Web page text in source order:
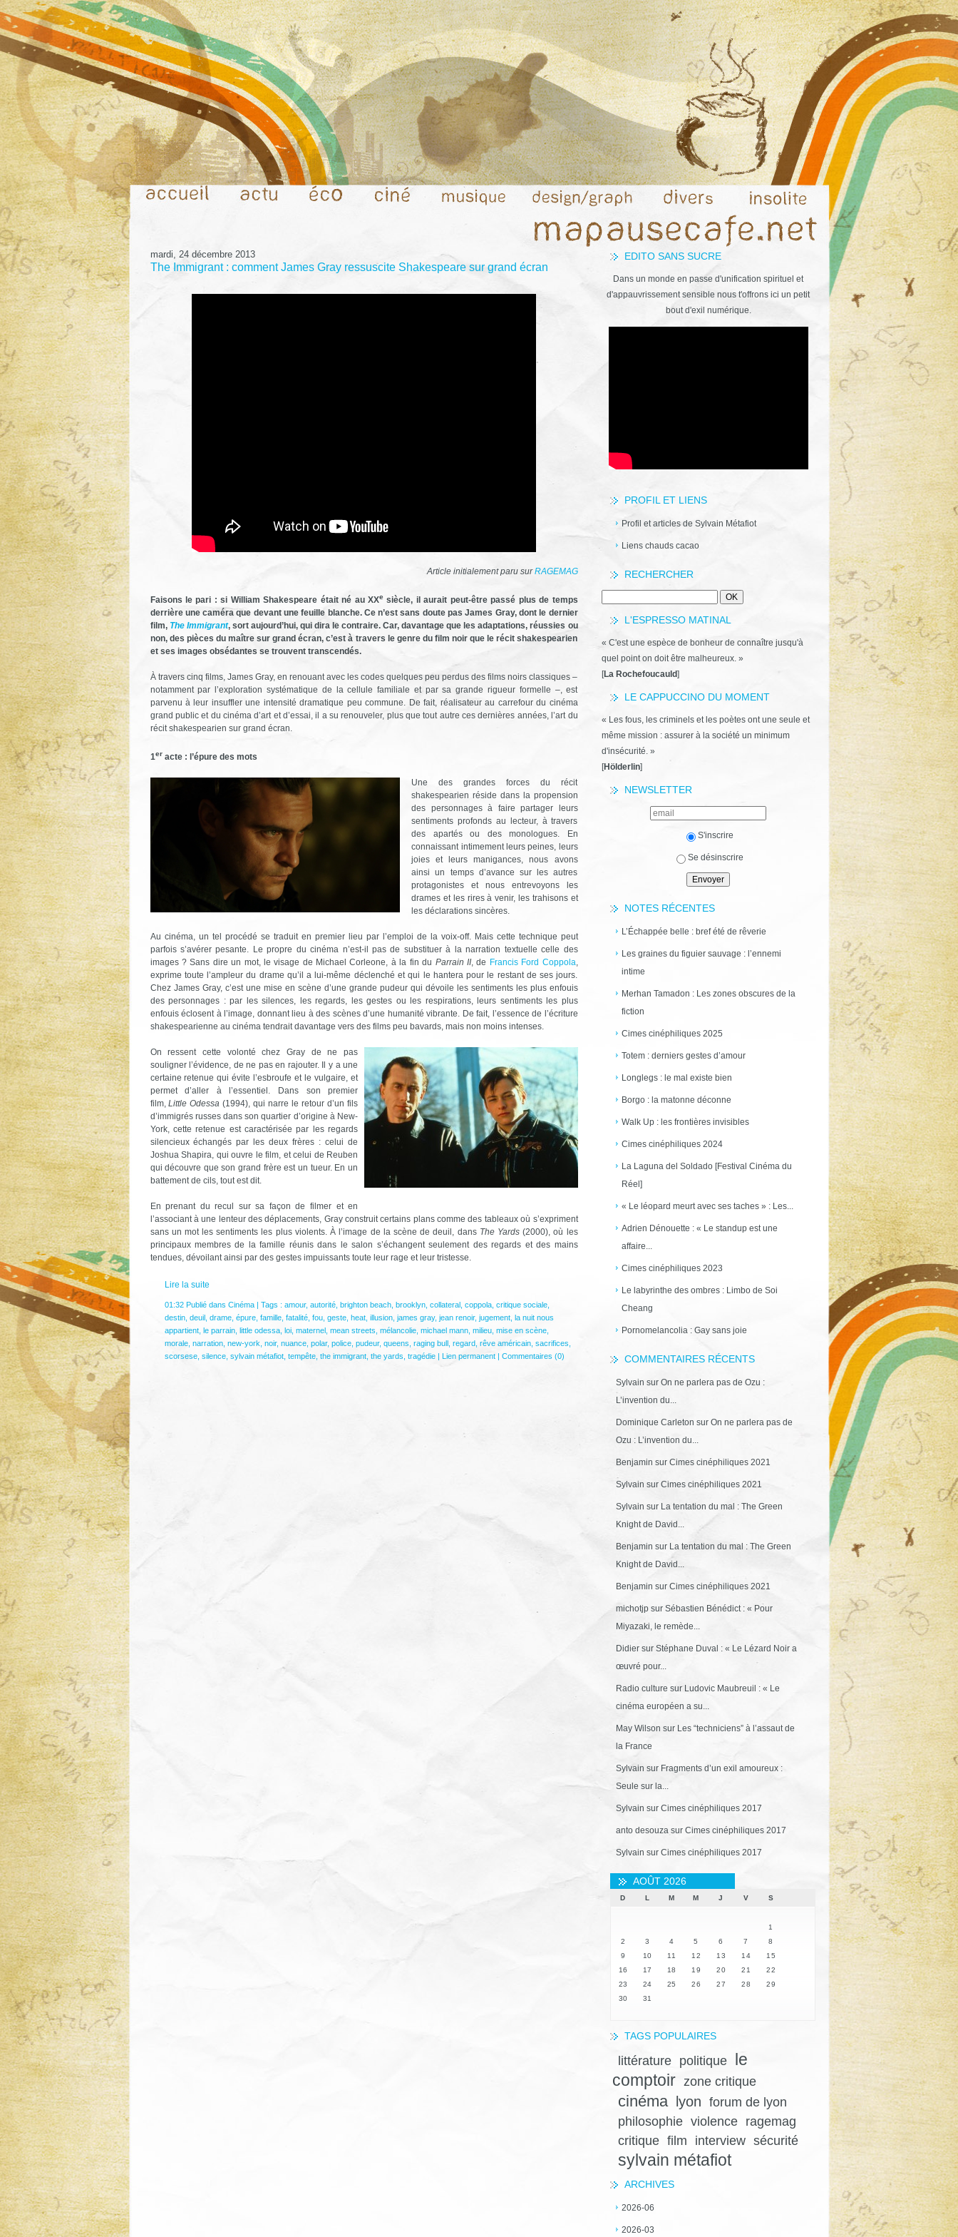
EDITO SANS SUCRE
Dans un monde en passe d'unification spirituel et
d'appauvrissement sensible nous t'offrons ici un petit
bout d'exil numérique.
PROFIL ET LIENS
Profil et articles de Sylvain Métafiot
Liens chauds cacao
RECHERCHER
L'ESPRESSO MATINAL
« C'est une espèce de bonheur de connaître jusqu'à
quel point on doit être malheureux. »
[La Rochefoucauld]
LE CAPPUCCINO DU MOMENT
« Les fous, les criminels et les poètes ont une seule et
même mission : assurer à la société un minimum
d'insécurité. »
[Hölderlin]
NEWSLETTER
S'inscrire
Se désinscrire
NOTES RÉCENTES
L’Échappée belle : bref été de rêverie
Les graines du figuier sauvage : l’ennemi
intime
Merhan Tamadon : Les zones obscures de la
fiction
Cimes cinéphiliques 2025
Totem : derniers gestes d’amour
Longlegs : le mal existe bien
Borgo : la matonne déconne
Walk Up : les frontières invisibles
Cimes cinéphiliques 2024
La Laguna del Soldado [Festival Cinéma du
Réel]
« Le léopard meurt avec ses taches » : Les...
Adrien Dénouette : « Le standup est une
affaire...
Cimes cinéphiliques 2023
Le labyrinthe des ombres : Limbo de Soi
Cheang
Pornomelancolia : Gay sans joie
COMMENTAIRES RÉCENTS
Sylvain sur On ne parlera pas de Ozu :
L’invention du...
Dominique Carleton sur On ne parlera pas de
Ozu : L’invention du...
Benjamin sur Cimes cinéphiliques 2021
Sylvain sur Cimes cinéphiliques 2021
Sylvain sur La tentation du mal : The Green
Knight de David...
Benjamin sur La tentation du mal : The Green
Knight de David...
Benjamin sur Cimes cinéphiliques 2021
michotjpsur Sébastien Bénédict : « Pour
Miyazaki, le remède...
Didiersur Stéphane Duval : « Le Lézard Noir a
œuvré pour...
Radio culture sur Ludovic Maubreuil : « Le
cinéma européen a su...
May Wilson sur Les “techniciens” à l’assaut de
la France
Sylvain sur Fragments d’un exil amoureux :
Seule sur la...
Sylvain sur Cimes cinéphiliques 2017
anto desouzasur Cimes cinéphiliques 2017
Sylvain sur Cimes cinéphiliques 2017
AOÛT 2026
D L M M J V S
1
2
3 4 5 6 7
8
9
10 11 12 13 14
15
16
17 18 19 20 21
22
23
24 25 26 27 28
29
30
31
TAGS POPULAIRES
littérature politique
le
comptoir zone critique
cinéma lyon forum de lyon
philosophie violence
ragemag
critique film interview sécurité
sylvain métafiot
ARCHIVES
2026-06
2026-03
mardi, 24 décembre 2013
The Immigrant : comment James Gray ressuscite Shakespeare sur grand écran
Article initialement paru surRAGEMAG
Faisons le pari : si William Shakespeare était né au XXesiècle, il aurait peut-être passé plus de temps
derrière une caméra que devant une feuille blanche. Ce n’est sans doute pas James Gray, dont le dernier
film, The Immigrant, sort aujourd’hui, qui dira le contraire. Car, davantage que les adaptations, réussies ou
non, des pièces du maître sur grand écran, c’est à travers le genre du film noir que le récit shakespearien
et ses images obsédantes se trouvent transcendés.
À travers cinq films, James Gray, en renouant avec les codes quelques peu perdus des films noirs classiques –
notamment par l’exploration systématique de la cellule familiale et par sa grande rigueur formelle –, est
parvenu à leur insuffler une intensité dramatique peu commune. De fait, réalisateur au carrefour du cinéma
grand public et du cinéma d’art et d’essai, il a su renouveler, plus que tout autre ces dernières années, l’art du
récit shakespearien sur grand écran.
1eracte : l’épure des mots
Une des grandes forces du récit
shakespearien réside dans la propension
des personnages à faire partager leurs
sentiments profonds au lecteur, à travers
des apartés ou des monologues. En
connaissant intimement leurs peines, leurs
joies et leurs manigances, nous avons
ainsi un temps d’avance sur les autres
protagonistes et nous entrevoyons les
drames et les rires à venir, les trahisons et
les déclarations sincères.
Au cinéma, un tel procédé se traduit en premier lieu par l’emploi de la voix-off. Mais cette technique peut
parfois s’avérer pesante. Le propre du cinéma n’est-il pas de substituer à la narration textuelle celle des
images ? Sans dire un mot, le visage de Michael Corleone, à la fin du Parrain II, de Francis Ford Coppola,
exprime toute l’ampleur du drame qu’il a lui-même déclenché et qui le hantera pour le restant de ses jours.
Chez James Gray, c’est une mise en scène d’une grande pudeur qui dévoile les sentiments les plus enfouis
des personnages : par les silences, les regards, les gestes ou les respirations, leurs sentiments les plus
enfouis éclosent à l’image, donnant lieu à des scènes d’une humanité vibrante. De fait, l’essence de l’écriture
shakespearienne au cinéma tendrait davantage vers des films peu bavards, mais non moins intenses.
On ressent cette volonté chez Gray de ne pas
souligner l’évidence, de ne pas en rajouter. Il y a une
certaine retenue qui évite l’esbroufe et le vulgaire, et
permet d’aller à l’essentiel. Dans son premier
film,Little Odessa(1994), qui narre le retour d’un fils
d’immigrés russes dans son quartier d’origine à New-
York, cette retenue est caractérisée par les regards
silencieux échangés par les deux frères : celui de
Joshua Shapira, qui ouvre le film, et celui de Reuben
qui découvre que son grand frère est un tueur. En un
battement de cils, tout est dit.
En prenant du recul sur sa façon de filmer et en
l’associant à une lenteur des déplacements, Gray construit certains plans comme des tableaux où s’expriment
sans un mot les sentiments les plus violents. À l’image de la scène de deuil, dans The Yards(2000), où les
principaux membres de la famille réunis dans le salon s’échangent seulement des regards et des mains
tendues, dévoilant ainsi par des gestes impuissants toute leur rage et leur tristesse.
Lire la suite
01:32 Publié dans Cinéma| Tags : amour, autorité, brighton beach, brooklyn, collateral, coppola, critique sociale,
destin, deuil, drame, épure, famille, fatalité, fou, geste, heat, illusion, james gray, jean renoir, jugement, la nuit nous
appartient, le parrain, little odessa, loi, maternel, mean streets mélancolie, michael mann, milieu, mise en scène,
morale, narration, new-york noir, nuance, polar, police, pudeur, queens raging bull, regard, rêve américain, sacrifices
scorsese, silence, sylvain métafiot, tempête, the immigrant, the yards tragédie| Lien permanent| Commentaires (0)